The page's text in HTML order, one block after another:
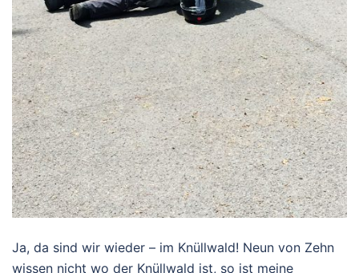
Ja, da sind wir wieder – im Knüllwald! Neun von Zehn
wissen nicht wo der Knüllwald ist, so ist meine